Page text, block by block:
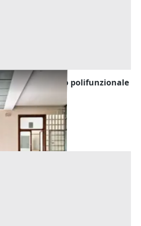
in edifico polifunzionale